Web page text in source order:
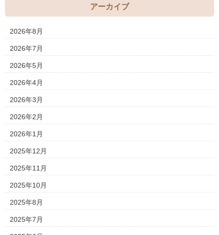
アーカイブ
2026年8月
2026年7月
2026年5月
2026年4月
2026年3月
2026年2月
2026年1月
2025年12月
2025年11月
2025年10月
2025年8月
2025年7月